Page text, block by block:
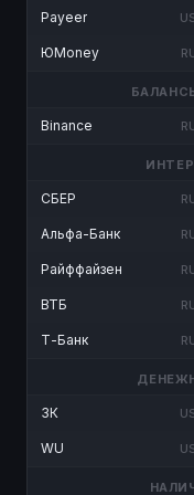
Payeer
ЮMoney
Binance
СБЕР
Альфа-Банк
Райффайзен
ВТБ
Т-Банк
ЗК
WU